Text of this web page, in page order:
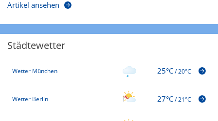
Artikel ansehen
Städtewetter
Wetter München 25°C/20°C
Wetter Berlin 27°C/21°C